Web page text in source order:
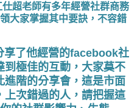
超老師有多年經營社群商務
大家掌握其中要訣，不容錯
享了他經營的facebook社
到極佳的互動，大家莫不
進階的分享會， 這是市面
上次錯過的人，請把握這